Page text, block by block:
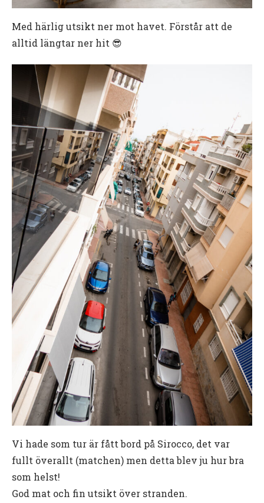
Med härlig utsikt ner mot havet. Förstår att de
alltid längtar ner hit 😎
Vi hade som tur är fått bord på Sirocco, det var
fullt överallt (matchen) men detta blev ju hur bra
som helst!
God mat och fin utsikt över stranden.